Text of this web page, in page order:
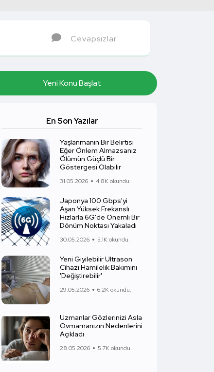
Cevapsızlar
Yeni Konu Başlat
En Son Yazılar
Yaşlanmanın Bir Belirtisi
Eğer Önlem Almazsanız
Ölümün Güçlü Bir
Göstergesi Olabilir
31.05.2026 4.8K okundu.
Japonya 100 Gbps'yi
Aşan Yüksek Frekanslı
Hızlarla 6G'de Önemli Bir
Dönüm Noktası Yakaladı
30.05.2026 5.1K okundu.
Yeni Giyilebilir Ultrason
Cihazı Hamilelik Bakımını
'Değiştirebilir'
29.05.2026 6.2K okundu.
Uzmanlar Gözlerinizi Asla
Ovmamanızın Nedenlerini
Açıkladı
28.05.2026 5.7K okundu.